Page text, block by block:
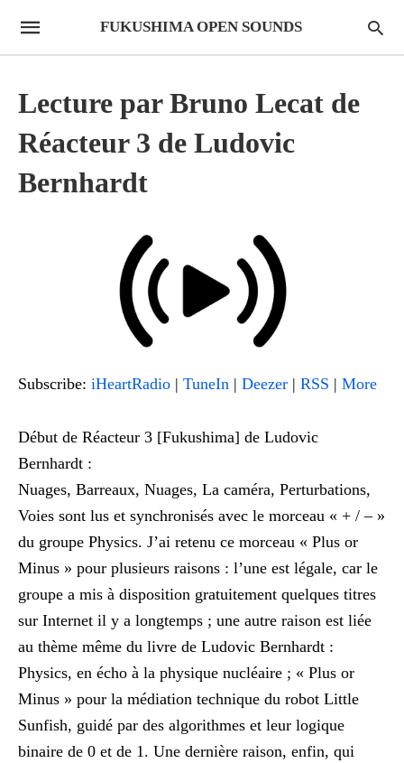
FUKUSHIMA OPEN SOUNDS
Lecture par Bruno Lecat de
Réacteur 3 de Ludovic
Bernhardt
Subscribe: iHeartRadio | TuneIn | Deezer | RSS | More
Début de Réacteur 3 [Fukushima] de Ludovic
Bernhardt :
Nuages, Barreaux, Nuages, La caméra, Perturbations,
Voies sont lus et synchronisés avec le morceau « + / – »
du groupe Physics. J’ai retenu ce morceau « Plus or
Minus » pour plusieurs raisons : l’une est légale, car le
groupe a mis à disposition gratuitement quelques titres
sur Internet il y a longtemps ; une autre raison est liée
au thème même du livre de Ludovic Bernhardt :
Physics, en écho à la physique nucléaire ; « Plus or
Minus » pour la médiation technique du robot Little
Sunfish, guidé par des algorithmes et leur logique
binaire de 0 et de 1. Une dernière raison, enfin, qui